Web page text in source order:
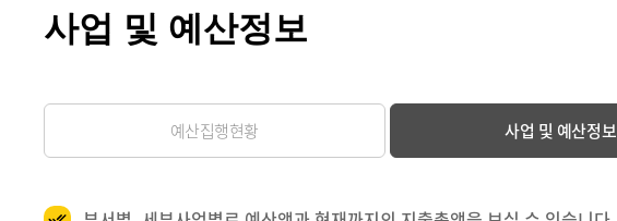
사업 및 예산정보
예산집행현황 사업 및 예산정보